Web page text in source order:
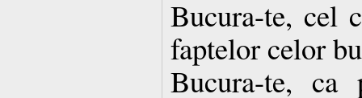
Bucura-te, cel
faptelor celor
Bucura-te,